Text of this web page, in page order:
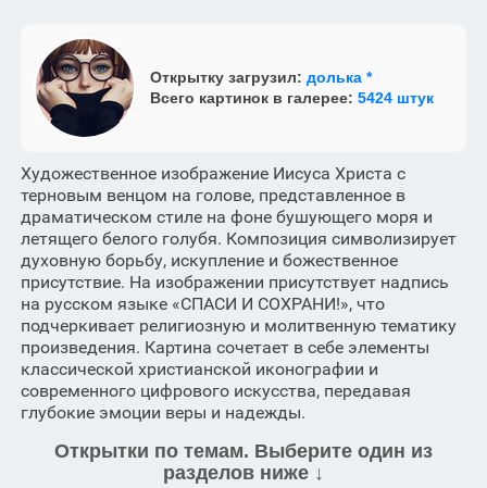
Открытку загрузил: долька *
Всего картинок в галерее: 5424 штук
Художественное изображение Иисуса Христа с
терновым венцом на голове, представленное в
драматическом стиле на фоне бушующего моря и
летящего белого голубя. Композиция символизирует
духовную борьбу, искупление и божественное
присутствие. На изображении присутствует надпись
на русском языке «СПАСИ И СОХРАНИ!», что
подчеркивает религиозную и молитвенную тематику
произведения. Картина сочетает в себе элементы
классической христианской иконографии и
современного цифрового искусства, передавая
глубокие эмоции веры и надежды.
Открытки по темам. Выберите один из
разделов ниже ↓